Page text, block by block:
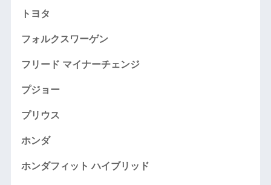
トヨタ
フォルクスワーゲン
フリード マイナーチェンジ
プジョー
プリウス
ホンダ
ホンダフィット ハイブリッド